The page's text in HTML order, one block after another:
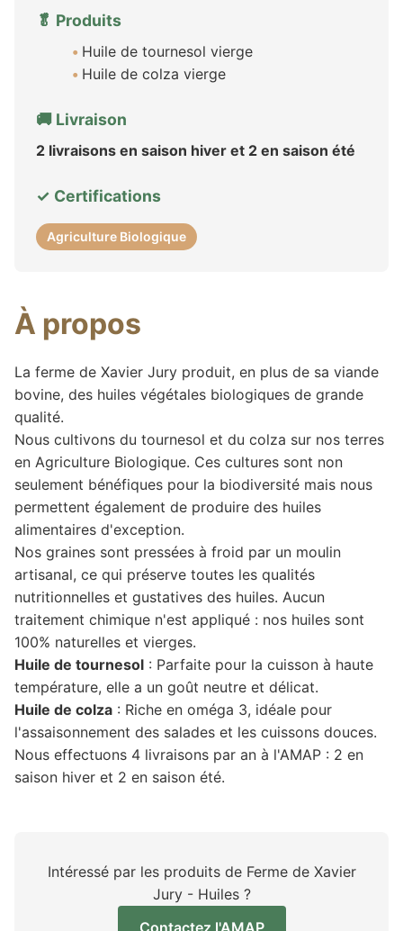
🥬 Produits
Huile de tournesol vierge
Huile de colza vierge
🚚 Livraison
2 livraisons en saison hiver et 2 en saison été
✓ Certifications
Agriculture Biologique
À propos
La ferme de Xavier Jury produit, en plus de sa viande
bovine, des huiles végétales biologiques de grande
qualité.
Nous cultivons du tournesol et du colza sur nos terres
en Agriculture Biologique. Ces cultures sont non
seulement bénéfiques pour la biodiversité mais nous
permettent également de produire des huiles
alimentaires d'exception.
Nos graines sont pressées à froid par un moulin
artisanal, ce qui préserve toutes les qualités
nutritionnelles et gustatives des huiles. Aucun
traitement chimique n'est appliqué : nos huiles sont
100% naturelles et vierges.
Huile de tournesol : Parfaite pour la cuisson à haute
température, elle a un goût neutre et délicat.
Huile de colza : Riche en oméga 3, idéale pour
l'assaisonnement des salades et les cuissons douces.
Nous effectuons 4 livraisons par an à l'AMAP : 2 en
saison hiver et 2 en saison été.
Intéressé par les produits de Ferme de Xavier
Jury - Huiles ?